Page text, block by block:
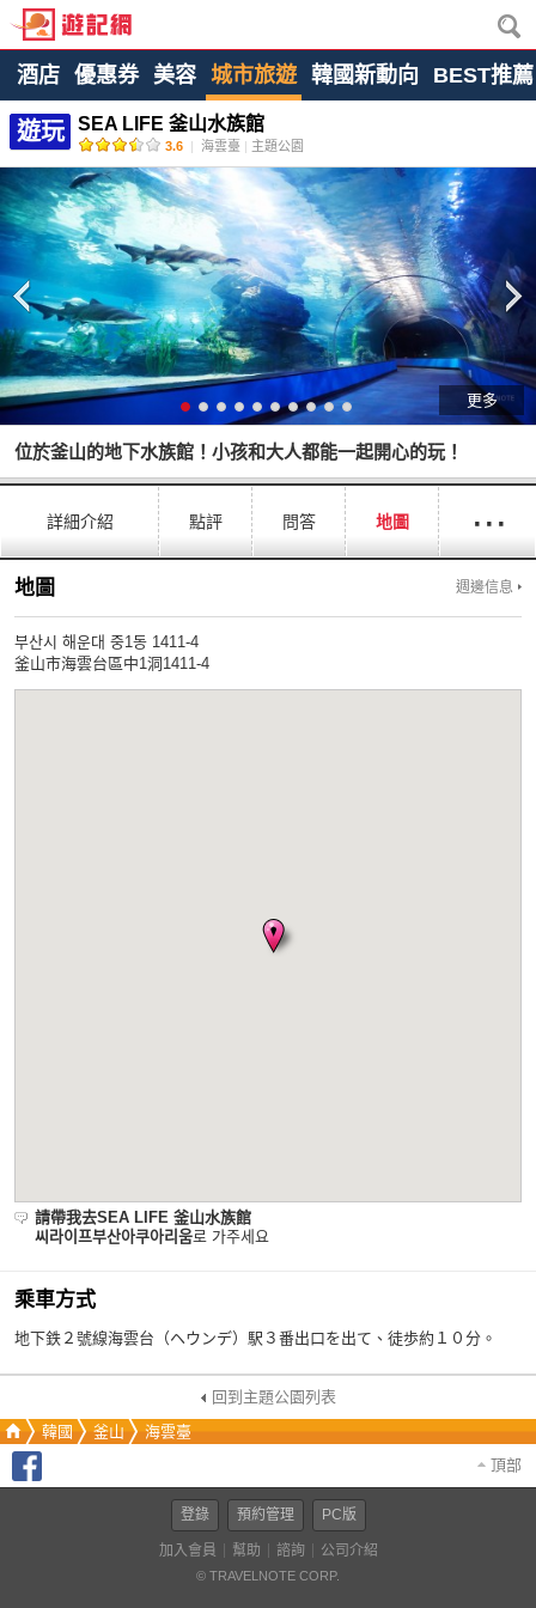
酒店 優惠券 美容 城市旅遊 韓國新動向 BEST推薦
遊玩 SEA LIFE 釜山水族館
3.6 | 海雲臺 | 主題公園
更多
位於釜山的地下水族館！小孩和大人都能一起開心的玩！
詳細介紹 點評 問答 地圖 ···
地圖 週邊信息
부산시 해운대 중1동 1411-4
釜山市海雲台區中1洞1411-4
請帶我去SEA LIFE 釜山水族館
씨라이프부산아쿠아리움로 가주세요
乘車方式
地下鉄２號線海雲台（ヘウンデ）駅３番出口を出て、徒歩約１０分。
回到主題公園列表
韓國
釜山
海雲臺
頂部
登錄 預約管理 PC版
加入會員 幫助 諮詢 公司介紹
© TRAVELNOTE CORP.